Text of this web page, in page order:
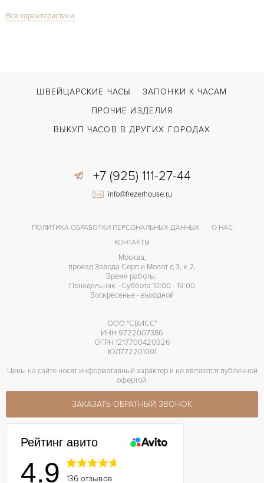
СТЕКЛО
ВОЗМОЖНОСТИ ДОСТАВКИ
ЦВЕТ БРАСЛЕТА
Все характеристики
ШВЕЙЦАРСКИЕ ЧАСЫ
ЗАПОНКИ К ЧАСАМ
ПРОЧИЕ ИЗДЕЛИЯ
ВЫКУП ЧАСОВ В ДРУГИХ ГОРОДАХ
+7 (925) 111-27-44
info@frezerhouse.ru
ПОЛИТИКА ОБРАБОТКИ ПЕРСОНАЛЬНЫХ ДАННЫХ
О НАС
КОНТАКТЫ
Москва,
проезд Завода Серп и Молот д 3, к 2,
Время работы:
Понедельник - Суббота 10:00 - 19:00
Воскресенье - выходной
ООО "СВИСС"
ИНН 9722007386
ОГРН 1217700420926
ЮЛ772201001
Цены на сайте носят информативный характер и не являются публичной
офертой.
ЗАКАЗАТЬ ОБРАТНЫЙ ЗВОНОК
Рейтинг авито
4.9 136 отзывов